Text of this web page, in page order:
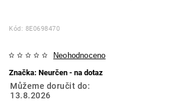
Kód: 8E0698470
Neohodnoceno
Značka: Neurčen - na dotaz
Můžeme doručit do:
13.8.2026